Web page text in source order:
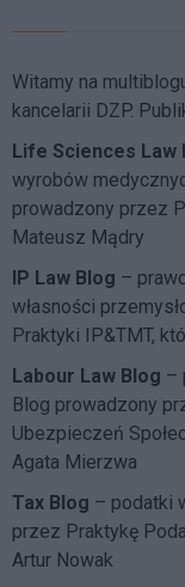
Witamy na
kancelarii DZP.
Life Sciences Law
wyrobów
prowadzony przez
Mateusz Mądry
IP Law Blog –
własności
Praktyki IP&TMT,
Labour Law Blog –
Blog prowadzony
Ubezpieczeń
Agata Mierzwa
Tax Blog – podatki
przez Praktykę
Artur Nowak